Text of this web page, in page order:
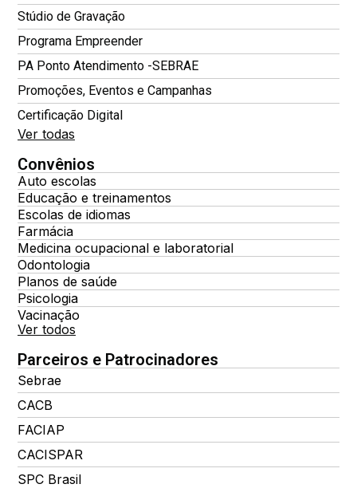
Stúdio de Gravação
Programa Empreender
PA Ponto Atendimento -SEBRAE
Promoções, Eventos e Campanhas
Certificação Digital
Ver todas
Convênios
Auto escolas
Educação e treinamentos
Escolas de idiomas
Farmácia
Medicina ocupacional e laboratorial
Odontologia
Planos de saúde
Psicologia
Vacinação
Ver todos
Parceiros e Patrocinadores
Sebrae
CACB
FACIAP
CACISPAR
SPC Brasil